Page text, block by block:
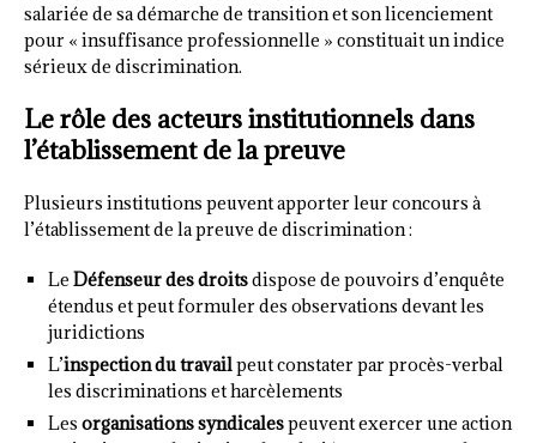
salariée de sa démarche de transition et son licenciement
pour « insuffisance professionnelle » constituait un indice
sérieux de discrimination.
Le rôle des acteurs institutionnels dans
l’établissement de la preuve
Plusieurs institutions peuvent apporter leur concours à
l’établissement de la preuve de discrimination :
Le Défenseur des droitsdispose de pouvoirs d’enquête
étendus et peut formuler des observations devant les
juridictions
L’inspection du travailpeut constater par procès-verbal
les discriminations et harcèlements
Les organisations syndicalespeuvent exercer une action